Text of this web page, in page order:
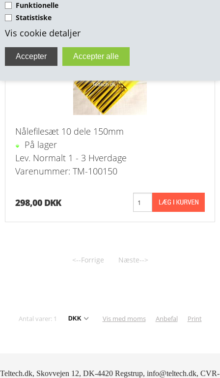
Funktionelle
Statistiske
Vis cookie detaljer
RØR & TILBEHØR
TEKNIK & AUTOMATIK
VA FITTINGS & VENTILER
VARME & TILBEHØR
ENTREPENØRARBEJDE- & UDSTYR
VÆRKTØJ
BEFÆSTIGELSE
BESPÆNDING, GUMMIDELE M.M.
BEARBEJDNING, MONTAGE & HAVEARBEJDE
MATERIEL HÅNDTERING
NYHEDER
PROFIL
Nålefilesæt 10 dele 150mm
Nålefilesæt 10 dele 150mm
På lager
Lev. Normalt 1 - 3 Hverdage
Varenummer: TM-100150
298,00 DKK
<--Forrige Næste-->
Antal varer: 1 Vis med moms Anbefal Print
Teltech.dk, Skovvejen 12, DK-4420 Regstrup, info@teltech.dk, CVR-